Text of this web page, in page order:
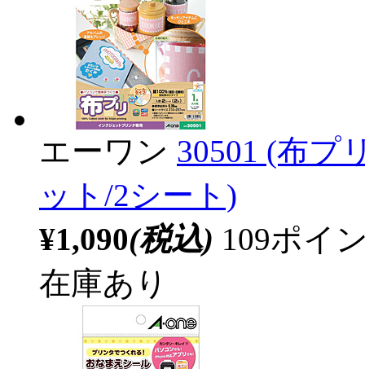
エーワン 30501 (布プ
ット/2シート)
¥1,090(税込) 109ポイ
在庫あり